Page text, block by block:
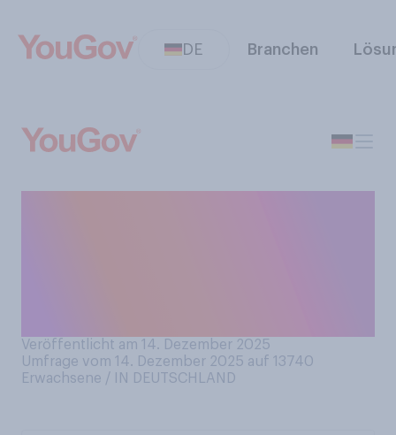
DE Branchen
Veröffentlicht am 14. Dezember 2025
Umfrage vom 14. Dezember 2025 auf 13740
Erwachsene / IN DEUTSCHLAND